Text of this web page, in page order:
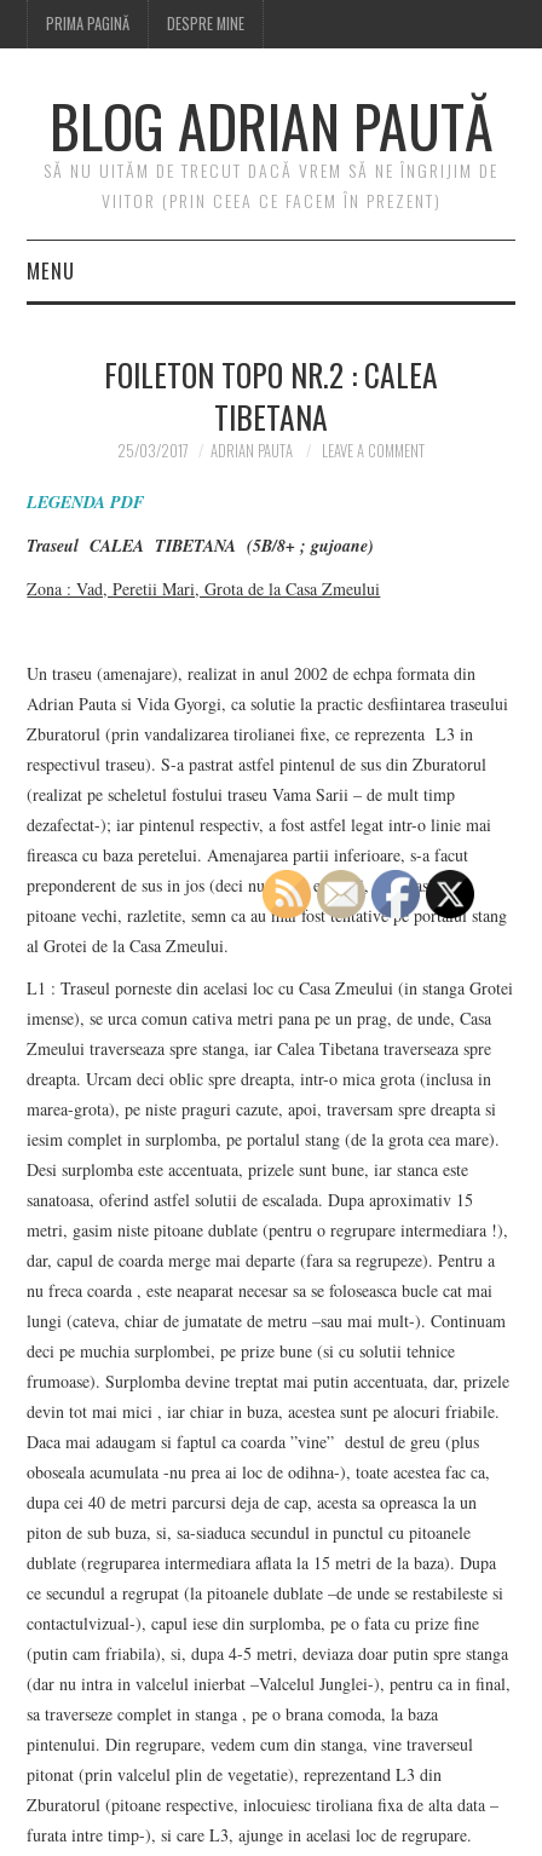
PRIMA PAGINĂ DESPRE MINE
BLOG ADRIAN PAUTĂ
SĂ NU UITĂM DE TRECUT DACĂ VREM SĂ NE ÎNGRIJIM DE
VIITOR (PRIN CEEA CE FACEM ÎN PREZENT)
MENU
DESPRE MINE
FOILETON TOPO NR.2 : CALEA
TIBETANA
25/03/2017 ADRIAN PAUTA LEAVE A COMMENT
LEGENDA PDF
Traseul CALEA TIBETANA (5B/8+ ; gujoane)
Zona : Vad, Peretii Mari, Grota de la Casa Zmeului
Un traseu (amenajare), realizat in anul 2002 de echpa formata din
Adrian Pauta si Vida Gyorgi, ca solutie la practic desfiintarea traseului
Zburatorul (prin vandalizarea tirolianei fixe, ce reprezenta L3 in
respectivul traseu). S-a pastrat astfel pintenul de sus din Zburatorul
(realizat pe scheletul fostului traseu Vama Sarii – de mult timp
dezafectat-); iar pintenul respectiv, a fost astfel legat intr-o linie mai
fireasca cu baza peretelui. Amenajarea partii inferioare, s-a facut
preponderent de sus in jos (deci nu foarte etic), si, s-au gasit ceva
pitoane vechi, razletite, semn ca au mai fost tentative pe portalul stang
al Grotei de la Casa Zmeului.
L1 : Traseul porneste din acelasi loc cu Casa Zmeului (in stanga Grotei
imense), se urca comun cativa metri pana pe un prag, de unde, Casa
Zmeului traverseaza spre stanga, iar Calea Tibetana traverseaza spre
dreapta. Urcam deci oblic spre dreapta, intr-o mica grota (inclusa in
marea-grota), pe niste praguri cazute, apoi, traversam spre dreapta si
iesim complet in surplomba, pe portalul stang (de la grota cea mare).
Desi surplomba este accentuata, prizele sunt bune, iar stanca este
sanatoasa, oferind astfel solutii de escalada. Dupa aproximativ 15
metri, gasim niste pitoane dublate (pentru o regrupare intermediara !),
dar, capul de coarda merge mai departe (fara sa regrupeze). Pentru a
nu freca coarda , este neaparat necesar sa se foloseasca bucle cat mai
lungi (cateva, chiar de jumatate de metru –sau mai mult-). Continuam
deci pe muchia surplombei, pe prize bune (si cu solutii tehnice
frumoase). Surplomba devine treptat mai putin accentuata, dar, prizele
devin tot mai mici , iar chiar in buza, acestea sunt pe alocuri friabile.
Daca mai adaugam si faptul ca coarda ”vine” destul de greu (plus
oboseala acumulata -nu prea ai loc de odihna-), toate acestea fac ca,
dupa cei 40 de metri parcursi deja de cap, acesta sa opreasca la un
piton de sub buza, si, sa-siaduca secundul in punctul cu pitoanele
dublate (regruparea intermediara aflata la 15 metri de la baza). Dupa
ce secundul a regrupat (la pitoanele dublate –de unde se restabileste si
contactulvizual-), capul iese din surplomba, pe o fata cu prize fine
(putin cam friabila), si, dupa 4-5 metri, deviaza doar putin spre stanga
(dar nu intra in valcelul inierbat –Valcelul Junglei-), pentru ca in final,
sa traverseze complet in stanga , pe o brana comoda, la baza
pintenului. Din regrupare, vedem cum din stanga, vine traverseul
pitonat (prin valcelul plin de vegetatie), reprezentand L3 din
Zburatorul (pitoane respective, inlocuiesc tiroliana fixa de alta data –
furata intre timp-), si care L3, ajunge in acelasi loc de regrupare.